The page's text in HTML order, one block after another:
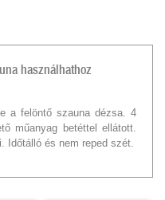
használhathoz
a felöntő szauna dézsa. 4
műanyag betéttel ellátott.
Időtálló és nem reped szét.